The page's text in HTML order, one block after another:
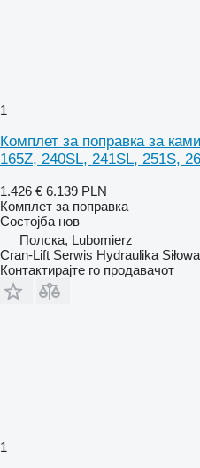
1
Комплет за поправка за
165Z, 240SL, 241SL, 251S,
1.426 € 6.139 PLN
Комплет за поправка
Состојба нов
Полска, Lubomierz
Cran-Lift Serwis Hydraulika Siłowa
Контактирајте го продавачот
1